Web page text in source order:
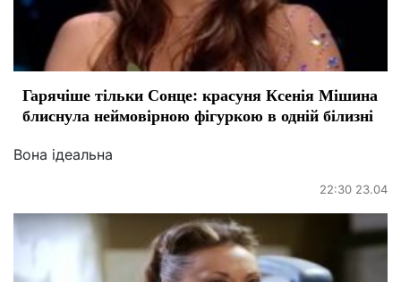
Гарячіше тільки Сонце: красуня Ксенія Мішина
блиснула неймовірною фігуркою в одній білизні
Вона ідеальна
22:30 23.04